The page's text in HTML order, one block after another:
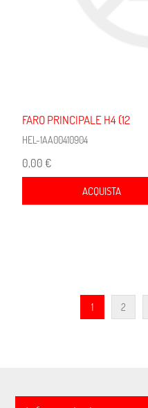
FARO PRINCIPALE H4 (12
HEL-1AA00410904
0,00 €
ACQUISTA
1 2